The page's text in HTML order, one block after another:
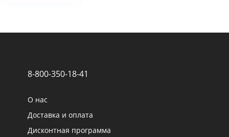
8-800-350-18-41
О нас
Доставка и оплата
Дисконтная программа